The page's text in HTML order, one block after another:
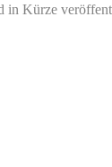
in Kürze